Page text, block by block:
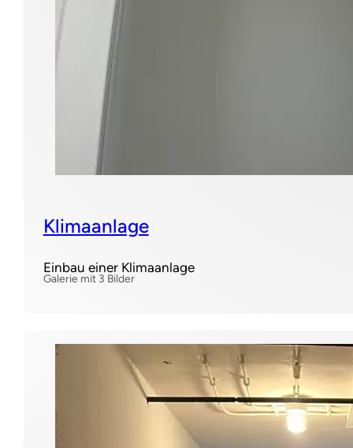
Klimaanlage
Einbau einer Klimaanlage
Galerie mit 3 Bilder